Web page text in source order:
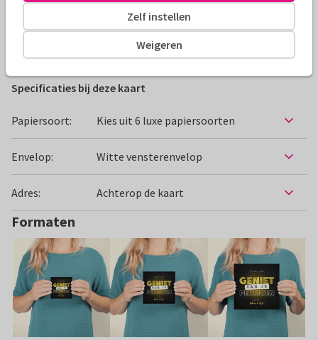
Alle kaarten zijn helemaal naar wens aan te passen
Paperhugs - by Lidy
Specificaties bij deze kaart
Papiersoort: Kies uit 6 luxe papiersoorten
Envelop: Witte vensterenvelop
Adres: Achterop de kaart
Formaten
Weigeren
Zelf instellen